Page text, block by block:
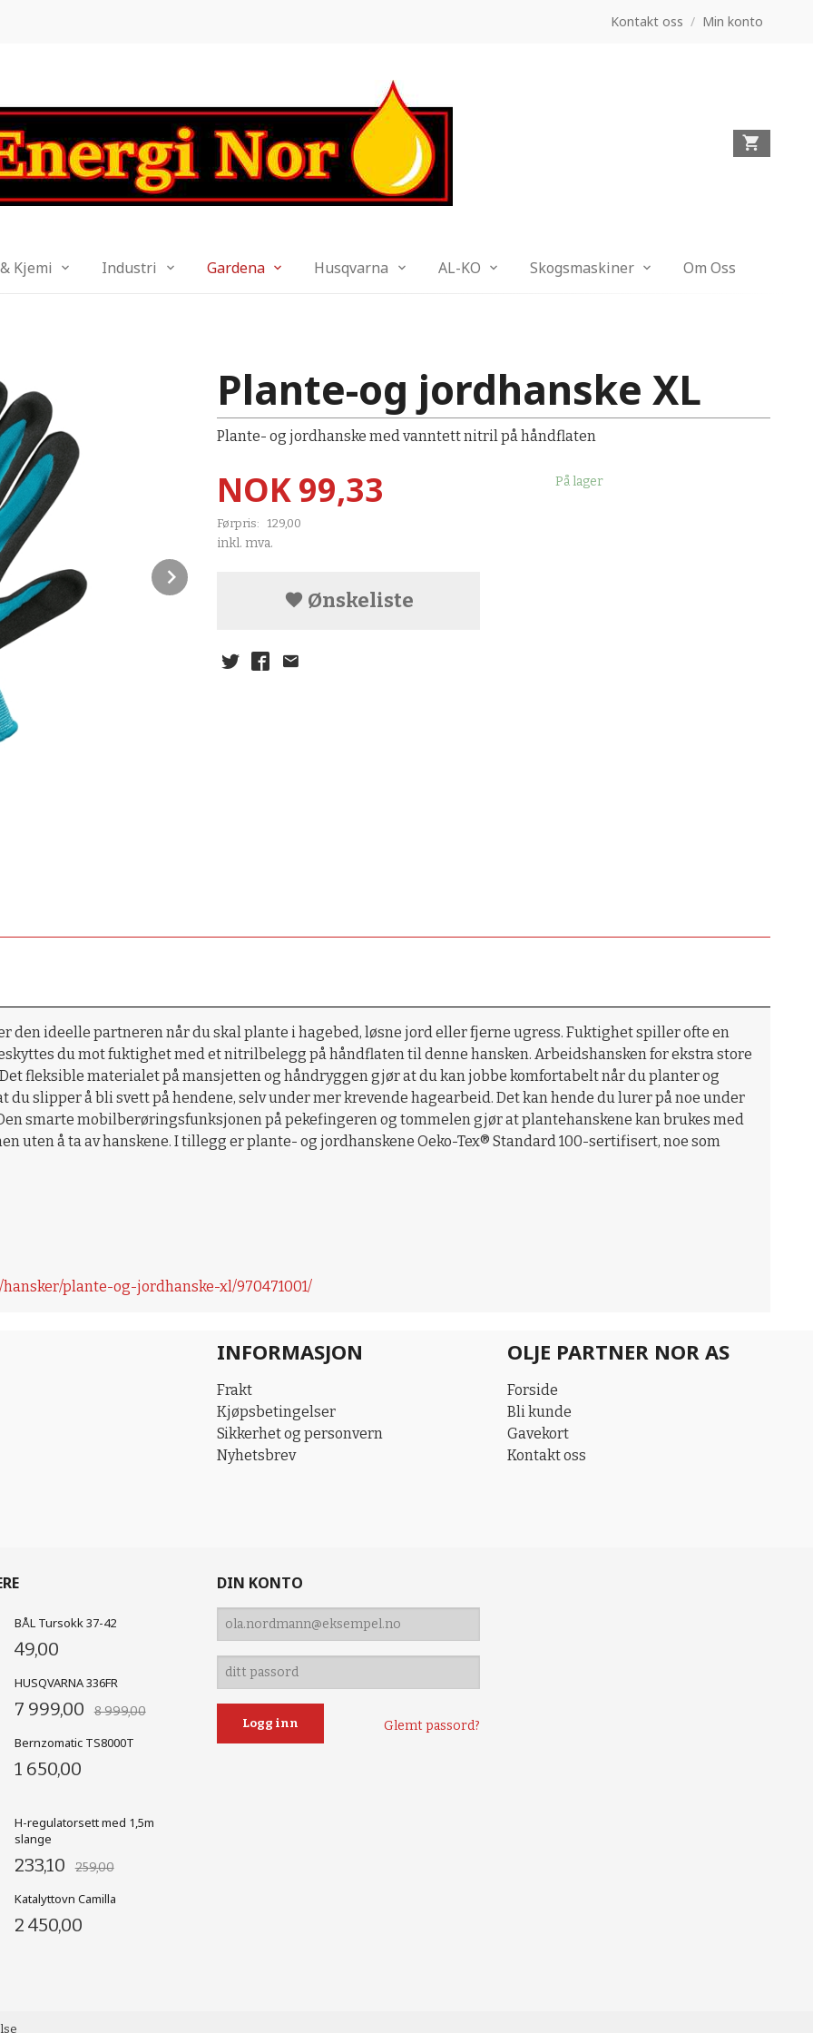
Kontakt oss / Min konto
Kjemi Industri Gardena Husqvarna AL-KO Skogsmaskiner Om Oss
Plante-og jordhanske XL
Plante- og jordhanske med vanntett nitril på håndflaten
Tilbud
NOK99,33
Førpris: 129,00
Rabatt
inkl. mva.
På lager
Ønskeliste
den ideelle partneren når du skal plante i hagebed, løsne jord eller fjerne ugress. Fuktighet spiller ofte en
du mot fuktighet med et nitrilbelegg på håndflaten til denne hansken. Arbeidshansken for ekstra store
fleksible materialet på mansjetten og håndryggen gjør at du kan jobbe komfortabelt når du planter og
slipper å bli svett på hendene, selv under mer krevende hagearbeid. Det kan hende du lurer på noe under
smarte mobilberøringsfunksjonen på pekefingeren og tommelen gjør at plantehanskene kan brukes med
uten å ta av hanskene. I tillegg er plante- og jordhanskene Oeko-Tex® Standard 100-sertifisert, noe som
plante-og-jordhanske-xl/970471001/
INFORMASJON
Frakt
Kjøpsbetingelser
Sikkerhet og personvern
Nyhetsbrev
OLJE PARTNER NOR AS
Forside
Bli kunde
Gavekort
Kontakt oss
BÅL Tursokk 37-42
49,00
HUSQVARNA 336FR
7 999,00 8 999,00
Bernzomatic TS8000T
1 650,00
H-regulatorsett med 1,5m
slange
233,10 259,00
Katalyttovn Camilla
2 450,00
DIN KONTO
Glemt passord?